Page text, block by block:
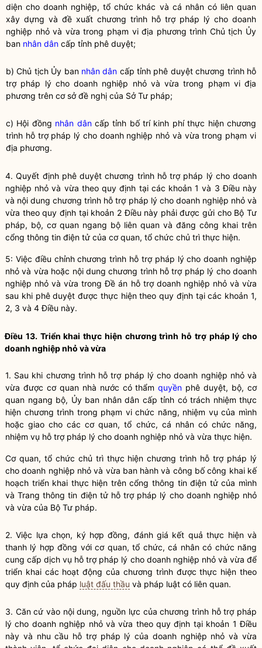
diện cho doanh nghiệp, tổ chức khác và cá nhân có liên quan
xây dựng và đề xuất chương trình hỗ trợ pháp lý cho doanh
nghiệp nhỏ và vừa trong phạm vi địa phương trình Chủ tịch Ủy
ban nhân dân cấp tỉnh phê duyệt;
b) Chủ tịch Ủy ban nhân dân cấp tỉnh phê duyệtchương trình hỗ
trợ pháp lý cho doanh nghiệp nhỏ và vừa trong phạm vi địa
phương trên cơ sở đề nghị của Sở Tư pháp;
c) Hội đồng nhân dâncấp tỉnh bố trí kinh phí thực hiện chương
trình hỗ trợ pháp lý cho doanh nghiệp nhỏ và vừa trong phạm vi
địa phương.
4. Quyết định phê duyệtchương trình hỗ trợ pháp lý cho doanh
nghiệp nhỏ và vừa theo quy định tại các khoản 1 và 3 Điều này
và nội dungchương trình hỗ trợ pháp lý cho doanh nghiệp nhỏ và
vừa theo quy định tại khoản 2 Điều này phải được gửi cho Bộ Tư
pháp, bộ, cơ quan ngang bộ liên quan và đăng công khai trên
cổng thông tin điện tử của cơ quan, tổ chức chủ trì thực hiện.
5: Việc điều chỉnhchương trình hỗ trợ pháp lý cho doanh nghiệp
nhỏ và vừa hoặc nội dungchương trình hỗ trợ pháp lý cho doanh
nghiệp nhỏ và vừa trong Đề án hỗ trợ doanh nghiệp nhỏ và vừa
sau khi phê duyệt được thực hiện theo quy định tại các khoản 1,
2, 3 và 4 Điều này.
Điều 13. Triển khai thực hiện chương trình hỗ trợ pháp lý cho
doanh nghiệp nhỏ và vừa
1. Sau khi chương trình hỗ trợ pháp lý cho doanh nghiệp nhỏ và
vừa được cơ quan nhà nước có thẩmquyền phê duyệt, bộ, cơ
quan ngang bộ, Ủy ban nhân dân cấp tỉnh có trách nhiệm thực
hiện chương trình trong phạm vi chức năng, nhiệm vụ của mình
hoặc giao cho các cơ quan, tổ chức, cá nhân có chức năng,
nhiệm vụ hỗ trợ pháp lý cho doanh nghiệp nhỏ và vừa thực hiện.
Cơ quan, tổ chức chủ trì thực hiện chương trình hỗ trợ pháp lý
cho doanh nghiệp nhỏ và vừa ban hành và công bố công khai kế
hoạch triển khai thực hiện trên cổng thông tin điện tử của mình
và Trang thông tin điện tử hỗ trợ pháp lý cho doanh nghiệp nhỏ
và vừa của Bộ Tư pháp.
2. Việc lựa chọn, ký hợp đồng, đánh giá kết quả thực hiện và
thanh lý hợp đồng với cơ quan, tổ chức, cá nhân có chức năng
cung cấp dịch vụ hỗ trợ pháp lý cho doanh nghiệp nhỏ và vừa để
triển khai các hoạt động của chương trình được thực hiện theo
quy định của pháp luật đấu thầu và pháp luật có liên quan.
3. Căn cứ vào nội dung, nguồn lực củachương trình hỗ trợ pháp
lý cho doanh nghiệp nhỏ và vừa theo quy định tại khoản 1 Điều
này và nhu cầu hỗ trợ pháp lý của doanh nghiệp nhỏ và vừa